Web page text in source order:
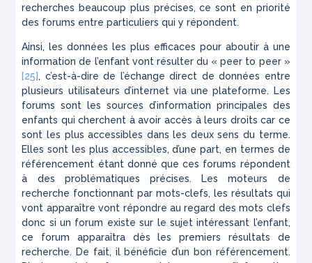
recherches beaucoup plus précises, ce sont en priorité
des forums entre particuliers qui y répondent.
Ainsi, les données les plus efficaces pour aboutir à une
information de l’enfant vont résulter du « peer to peer »
[25], c’est-à-dire de l’échange direct de données entre
plusieurs utilisateurs d’internet via une plateforme. Les
forums sont les sources d’information principales des
enfants qui cherchent à avoir accès à leurs droits car ce
sont les plus accessibles dans les deux sens du terme.
Elles sont les plus accessibles, d’une part, en termes de
référencement étant donné que ces forums répondent
à des problématiques précises. Les moteurs de
recherche fonctionnant par mots-clefs, les résultats qui
vont apparaître vont répondre au regard des mots clefs
donc si un forum existe sur le sujet intéressant l’enfant,
ce forum apparaîtra dès les premiers résultats de
recherche. De fait, il bénéficie d’un bon référencement.